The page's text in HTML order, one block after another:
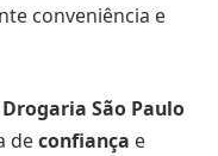
conveniência e
Drogaria São Paulo
deconfiança e